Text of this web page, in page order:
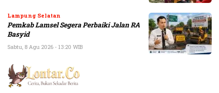
Lampung Selatan
Pemkab Lamsel Segera Perbaiki Jalan RA
Basyid
Sabtu, 8 Agu 2026 - 13:20 WIB